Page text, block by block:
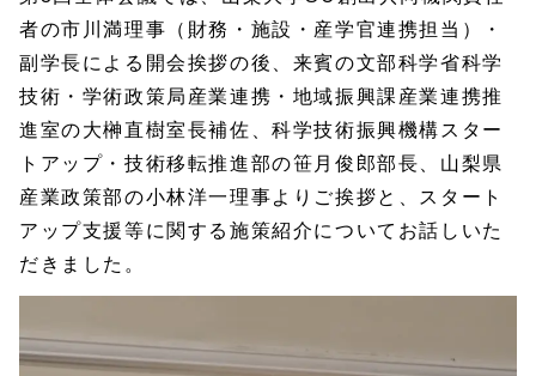
者の市川満理事（財務・施設・産学官連携担当）・
副学長による開会挨拶の後、来賓の文部科学省科学
技術・学術政策局産業連携・地域振興課産業連携推
進室の大榊直樹室長補佐、科学技術振興機構スター
トアップ・技術移転推進部の笹月俊郎部長、山梨県
産業政策部の小林洋一理事よりご挨拶と、スタート
アップ支援等に関する施策紹介についてお話しいた
だきました。